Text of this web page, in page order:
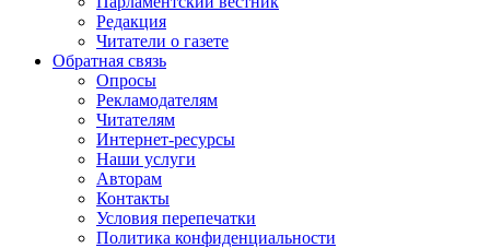
Редакция
Читатели о газете
Обратная связь
Опросы
Рекламодателям
Читателям
Интернет-ресурсы
Наши услуги
Авторам
Контакты
Условия перепечатки
Политика конфиденциальности